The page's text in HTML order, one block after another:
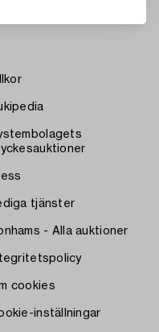
tjänster
- Alla auktioner
cookies
inställningar